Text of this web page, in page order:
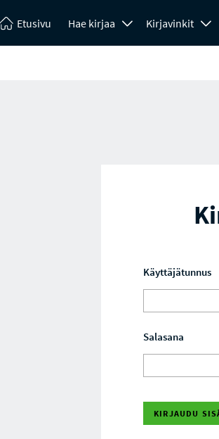
Etusivu Hae kirjaa Kirjavinkit
Käyttäjätunnus
Salasana